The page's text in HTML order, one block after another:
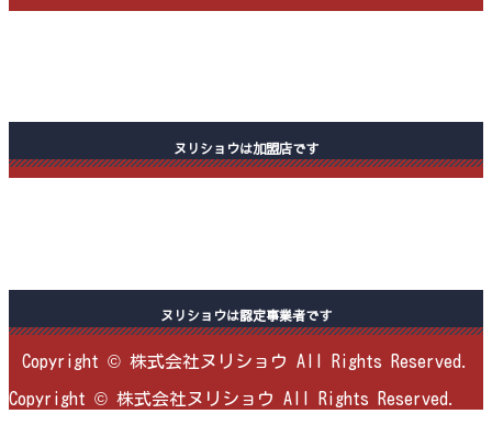
ヌリショウは加盟店です
ヌリショウは認定事業者です
Copyright © 株式会社ヌリショウ All Rights Reserved.
Copyright © 株式会社ヌリショウ All Rights Reserved.